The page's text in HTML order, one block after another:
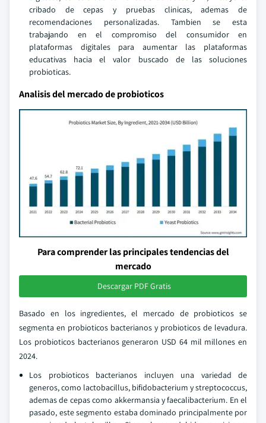
cribado de cepas y pruebas clinicas, ademas de
recomendaciones personalizadas. Tambien se esta
trabajando en el compromiso del consumidor en
plataformas digitales para aumentar las plataformas
educativas hacia el valor buscado de las soluciones
probioticas.
Analisis del mercado de probioticos
Para comprender las principales tendencias del
mercado
Descargar PDF Gratis
Basado en los ingredientes, el mercado de probioticos se
segmenta en probioticos bacterianos y probioticos de levadura.
Los probioticos bacterianos generaron USD 64 mil millones en
2024.
Los probioticos bacterianos incluyen una variedad de
generos, como lactobacillus, bifidobacterium y streptococcus,
ademas de cepas como akkermansia y faecalibacterium. En el
pasado, este segmento estaba dominado principalmente por